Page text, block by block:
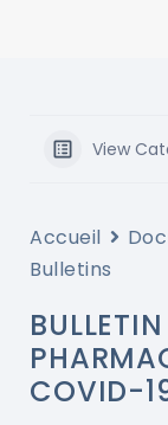
View
Accueil
Bulletins
BULLETIN
COVID-